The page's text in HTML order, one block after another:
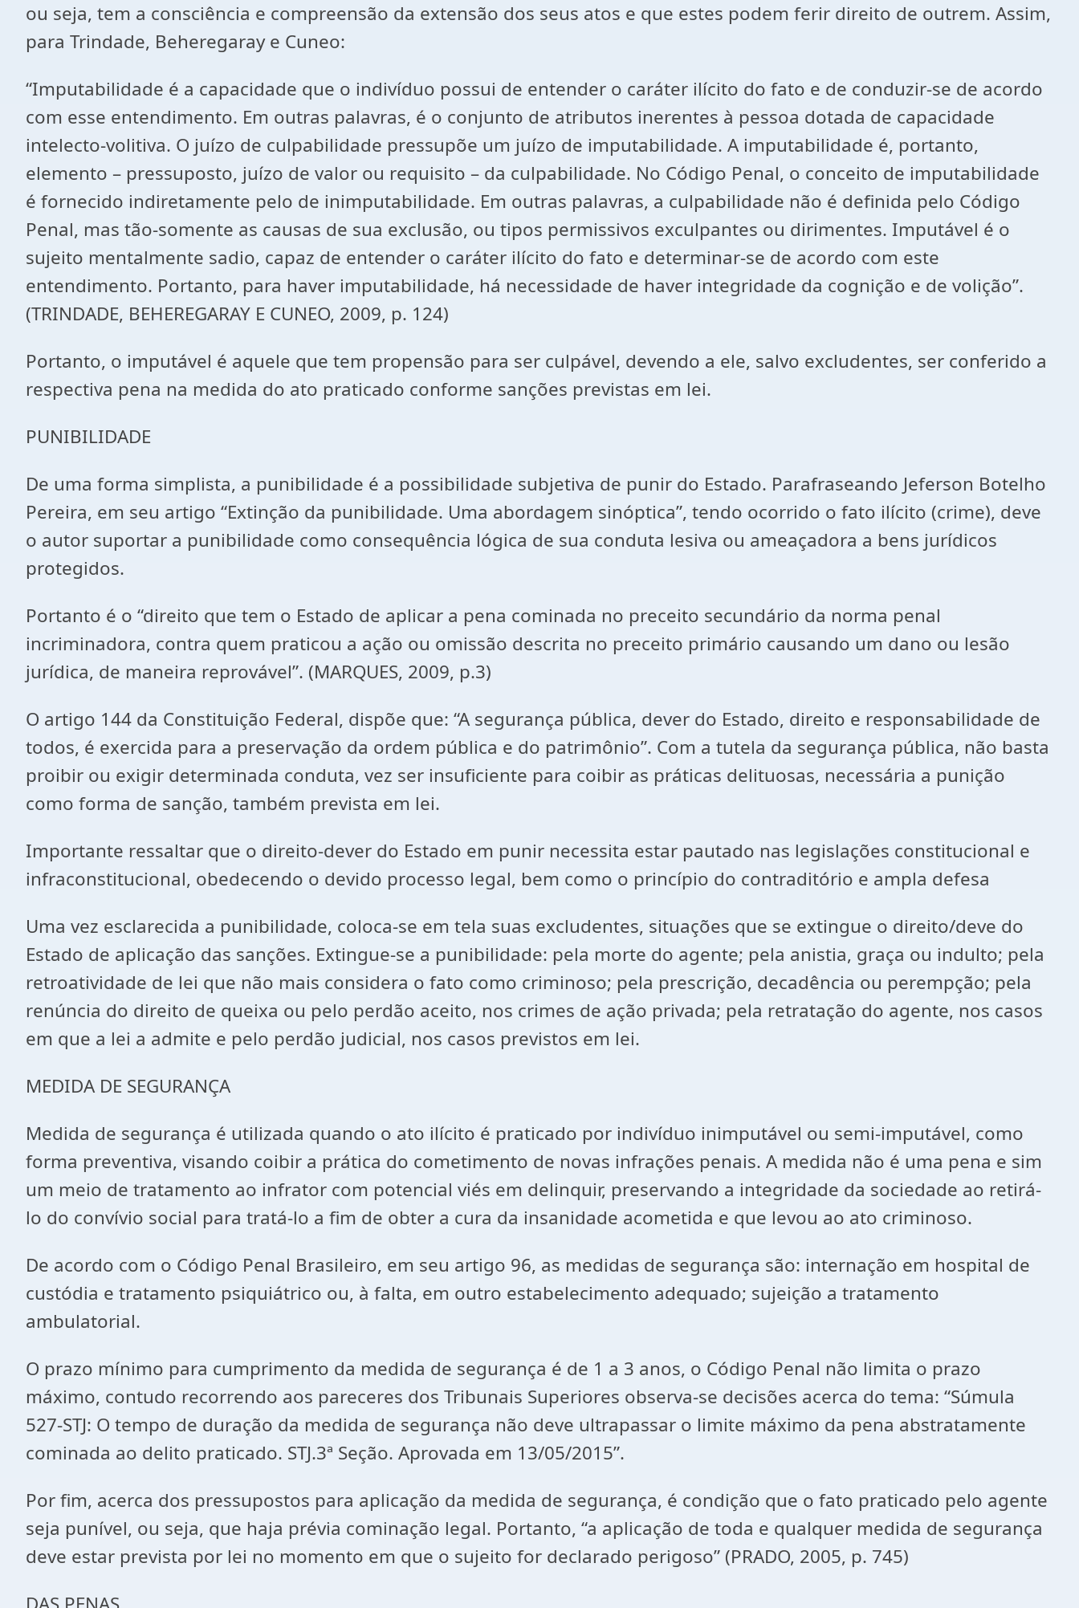
ou seja, tem a consciência e compreensão da extensão dos seus atos e que estes podem ferir direito de outrem. Assim,
para Trindade, Beheregaray e Cuneo:
“Imputabilidade é a capacidade que o indivíduo possui de entender o caráter ilícito do fato e de conduzir-se de acordo
com esse entendimento. Em outras palavras, é o conjunto de atributos inerentes à pessoa dotada de capacidade
intelecto-volitiva. O juízo de culpabilidade pressupõe um juízo de imputabilidade. A imputabilidade é, portanto,
elemento – pressuposto, juízo de valor ou requisito – da culpabilidade. No Código Penal, o conceito de imputabilidade
é fornecido indiretamente pelo de inimputabilidade. Em outras palavras, a culpabilidade não é definida pelo Código
Penal, mas tão-somente as causas de sua exclusão, ou tipos permissivos exculpantes ou dirimentes. Imputável é o
sujeito mentalmente sadio, capaz de entender o caráter ilícito do fato e determinar-se de acordo com este
entendimento. Portanto, para haver imputabilidade, há necessidade de haver integridade da cognição e de volição”.
(TRINDADE, BEHEREGARAY E CUNEO, 2009, p. 124)
Portanto, o imputável é aquele que tem propensão para ser culpável, devendo a ele, salvo excludentes, ser conferido a
respectiva pena na medida do ato praticado conforme sanções previstas em lei.
PUNIBILIDADE
De uma forma simplista, a punibilidade é a possibilidade subjetiva de punir do Estado. Parafraseando Jeferson Botelho
Pereira, em seu artigo “Extinção da punibilidade. Uma abordagem sinóptica”, tendo ocorrido o fato ilícito (crime), deve
o autor suportar a punibilidade como consequência lógica de sua conduta lesiva ou ameaçadora a bens jurídicos
protegidos.
Portanto é o “direito que tem o Estado de aplicar a pena cominada no preceito secundário da norma penal
incriminadora, contra quem praticou a ação ou omissão descrita no preceito primário causando um dano ou lesão
jurídica, de maneira reprovável”. (MARQUES, 2009, p.3)
O artigo 144 da Constituição Federal, dispõe que: “A segurança pública, dever do Estado, direito e responsabilidade de
todos, é exercida para a preservação da ordem pública e do patrimônio”. Com a tutela da segurança pública, não basta
proibir ou exigir determinada conduta, vez ser insuficiente para coibir as práticas delituosas, necessária a punição
como forma de sanção, também prevista em lei.
Importante ressaltar que o direito-dever do Estado em punir necessita estar pautado nas legislações constitucional e
infraconstitucional, obedecendo o devido processo legal, bem como o princípio do contraditório e ampla defesa
Uma vez esclarecida a punibilidade, coloca-se em tela suas excludentes, situações que se extingue o direito/deve do
Estado de aplicação das sanções. Extingue-se a punibilidade: pela morte do agente; pela anistia, graça ou indulto; pela
retroatividade de lei que não mais considera o fato como criminoso; pela prescrição, decadência ou perempção; pela
renúncia do direito de queixa ou pelo perdão aceito, nos crimes de ação privada; pela retratação do agente, nos casos
em que a lei a admite e pelo perdão judicial, nos casos previstos em lei.
MEDIDA DE SEGURANÇA
Medida de segurança é utilizada quando o ato ilícito é praticado por indivíduo inimputável ou semi-imputável, como
forma preventiva, visando coibir a prática do cometimento de novas infrações penais. A medida não é uma pena e sim
um meio de tratamento ao infrator com potencial viés em delinquir, preservando a integridade da sociedade ao retirá-
lo do convívio social para tratá-lo a fim de obter a cura da insanidade acometida e que levou ao ato criminoso.
De acordo com o Código Penal Brasileiro, em seu artigo 96, as medidas de segurança são: internação em hospital de
custódia e tratamento psiquiátrico ou, à falta, em outro estabelecimento adequado; sujeição a tratamento
ambulatorial.
O prazo mínimo para cumprimento da medida de segurança é de 1 a 3 anos, o Código Penal não limita o prazo
máximo, contudo recorrendo aos pareceres dos Tribunais Superiores observa-se decisões acerca do tema: “Súmula
527-STJ: O tempo de duração da medida de segurança não deve ultrapassar o limite máximo da pena abstratamente
cominada ao delito praticado. STJ.3ª Seção. Aprovada em 13/05/2015”.
Por fim, acerca dos pressupostos para aplicação da medida de segurança, é condição que o fato praticado pelo agente
seja punível, ou seja, que haja prévia cominação legal. Portanto, “a aplicação de toda e qualquer medida de segurança
deve estar prevista por lei no momento em que o sujeito for declarado perigoso” (PRADO, 2005, p. 745)